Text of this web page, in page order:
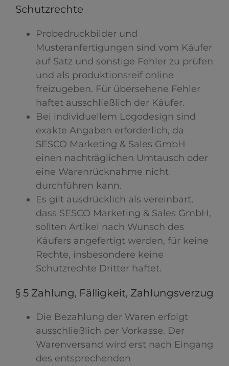
Schutzrechte
Probedruckbilder und
Musteranfertigungen sind vom Käufer
auf Satz und sonstige Fehler zu prüfen
und als produktionsreif online
freizugeben. Für übersehene Fehler
haftet ausschließlich der Käufer.
Bei individuellem Logodesign sind
exakte Angaben erforderlich, da
SESCO Marketing & Sales GmbH
einen nachträglichen Umtausch oder
eine Warenrücknahme nicht
durchführen kann.
Es gilt ausdrücklich als vereinbart,
dass SESCO Marketing & Sales GmbH,
sollten Artikel nach Wunsch des
Käufers angefertigt werden, für keine
Rechte, insbesondere keine
Schutzrechte Dritter haftet.
§ 5 Zahlung, Fälligkeit, Zahlungsverzug
Die Bezahlung der Waren erfolgt
ausschließlich per Vorkasse. Der
Warenversand wird erst nach Eingang
des entsprechenden